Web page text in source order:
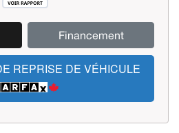
Financement
REPRISE DE VÉHICULE